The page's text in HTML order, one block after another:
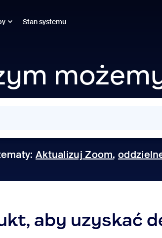
Stan systemu
Aktualizuj Zoom,
aby uzyskać